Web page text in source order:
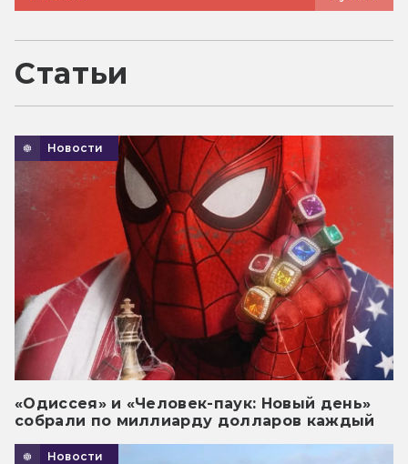
Статьи
Новости
«Одиссея» и «Человек-паук: Новый день»
собрали по миллиарду долларов каждый
Новости